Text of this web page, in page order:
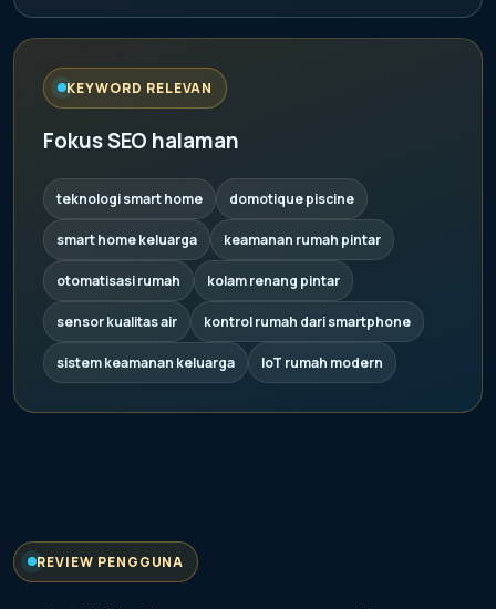
KEYWORD RELEVAN
Fokus SEO halaman
teknologi smart home domotique piscine
smart home keluarga keamanan rumah pintar
otomatisasi rumah kolam renang pintar
sensor kualitas air kontrol rumah dari smartphone
sistem keamanan keluarga IoT rumah modern
REVIEW PENGGUNA